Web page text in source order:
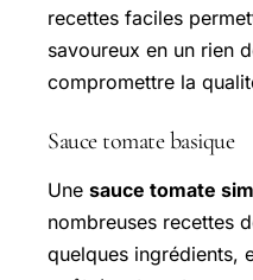
recettes faciles
savoureux en un rien
compromettre la
Sauce tomate basique
Une sauce tomate
nombreuses recettes
quelques ingrédients,